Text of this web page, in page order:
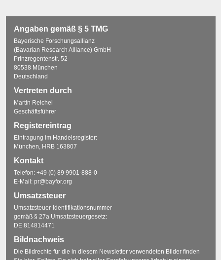
Angaben gemäß § 5 TMG
Bayerische Forschungsallianz
(Bavarian Research Alliance) GmbH
Prinzregentenstr. 52
80538 München
Deutschland
Vertreten durch
Martin Reichel
Geschäftsführer
Registereintrag
Eintragung im Handelsregister:
München, HRB 163807
Kontakt
Telefon: +49 (0) 89 9901-888-0
E-Mail: pr@bayfor.org
Umsatzsteuer
Umsatzsteuer-Identifikationsnummer
gemäß § 27a Umsatzsteuergesetz:
DE 814814471
Bildnachweis
Die Bildrechte für die in diesem Newsletter verwendeten Bilder finden